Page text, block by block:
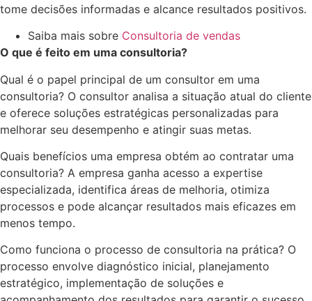
tome decisões informadas e alcance resultados positivos.
Saiba mais sobre Consultoria de vendas
O que é feito em uma consultoria?
Qual é o papel principal de um consultor em uma
consultoria? O consultor analisa a situação atual do cliente
e oferece soluções estratégicas personalizadas para
melhorar seu desempenho e atingir suas metas.
Quais benefícios uma empresa obtém ao contratar uma
consultoria? A empresa ganha acesso a expertise
especializada, identifica áreas de melhoria, otimiza
processos e pode alcançar resultados mais eficazes em
menos tempo.
Como funciona o processo de consultoria na prática? O
processo envolve diagnóstico inicial, planejamento
estratégico, implementação de soluções e